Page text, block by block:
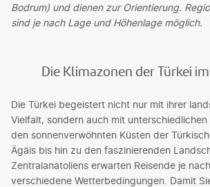
Bodrum) und dienen zur Orientierung.
sind je nach Lage und Höhenlage möglich.
Die Klimazonen der Türkei
Die Türkei begeistert nicht nur mit ihrer
Vielfalt, sondern auch mit unterschiedlichen
den sonnenverwöhnten Küsten der
Ägäis bis hin zu den faszinierenden
Zentralanatoliens erwarten Reisende je
verschiedene Wetterbedingungen. Damit